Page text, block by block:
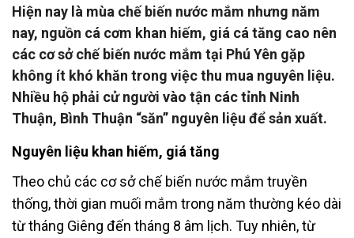
Hiện nay là mùa chế biến nước mắm nhưng năm
nay, nguồn cá cơm khan hiếm, giá cá tăng cao nên
các cơ sở chế biến nước mắm tại Phú Yên gặp
không ít khó khăn trong việc thu mua nguyên liệu.
Nhiều hộ phải cử người vào tận các tỉnh Ninh
Thuận, Bình Thuận “săn” nguyên liệu để sản xuất.
Nguyên liệu khan hiếm, giá tăng
Theo chủ các cơ sở chế biến nước mắm truyền
thống, thời gian muối mắm trong năm thường kéo dài
từ tháng Giêng đến tháng 8 âm lịch. Tuy nhiên, từ